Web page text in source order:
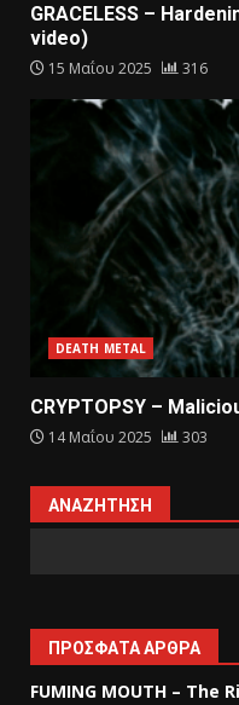
GRACELESS –
video)
15 Μαΐου 2025 316
DEATH METAL
CRYPTOPSY –
14 Μαΐου 2025 303
ΑΝΑΖΉΤΗΣΗ
ΠΡΌΣΦΑΤΑ ΆΡΘΡΑ
FUMING MOUTH – The